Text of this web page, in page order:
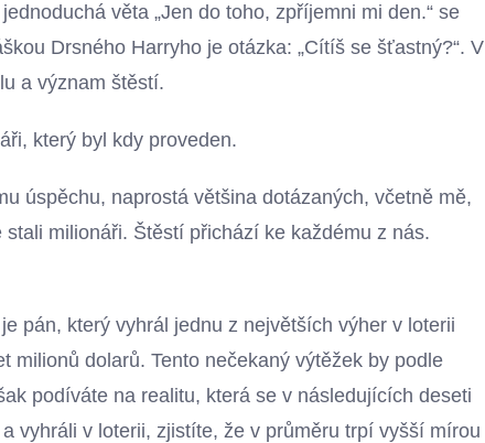
věta „Jen do toho, zpříjemni mi den.“ se
Drsného Harryho je otázka: „Cítíš se šťastný?“. V
a význam štěstí.
který byl kdy proveden.
úspěchu, naprostá většina dotázaných, včetně mě,
milionáři. Štěstí přichází ke každému z nás.
pán, který vyhrál jednu z největších výher v loterii
milionů dolarů. Tento nečekaný výtěžek by podle
podíváte na realitu, která se v následujících deseti
vyhráli v loterii, zjistíte, že v průměru trpí vyšší mírou